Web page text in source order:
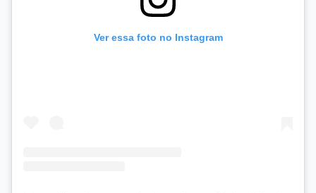
Ver essa foto no Instagram